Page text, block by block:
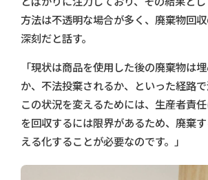
方法は不透明な場合が多く、廃棄物回
深刻だと話す。
「現状は商品を使用した後の廃棄物は
か、不法投棄されるか、といった経路で
この状況を変えるためには、生産者責
を回収するには限界があるため、廃棄
える化することが必要なのです。」